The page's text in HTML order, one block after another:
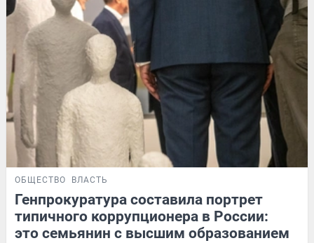
ОБЩЕСТВО ВЛАСТЬ
Генпрокуратура составила портрет
типичного коррупционера в России:
это семьянин с высшим образованием